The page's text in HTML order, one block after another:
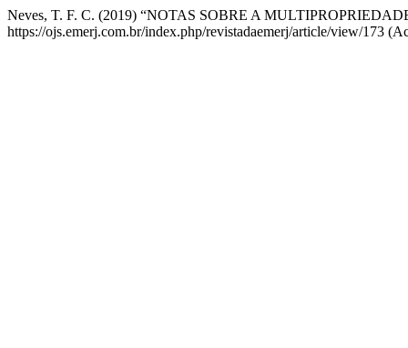
Neves, T. F. C. (2019) “NOTAS SOBRE A
https://ojs.emerj.com.br/index.php/revistadaemerj/article/view/173